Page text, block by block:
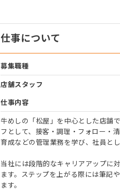
仕事について
募集職種
店舗スタッフ
仕事内容
牛めしの「松屋」を中心とした店舗
フとして、接客・調理・フォロー・
育成などの管理業務を学び、社員と
当社には段階的なキャリアアップに
ます。ステップを上がる際には筆記
ます。